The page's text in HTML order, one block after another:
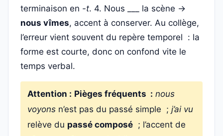
terminaison en -t. 4. Nous ___ la scène →
nous vîmes, accent à conserver. Au collège,
l’erreur vient souvent du repère temporel : la
forme est courte, donc on confond vite le
temps verbal.
Attention : Pièges fréquents : nous
voyons n’est pas du passé simple ; j’ai vu
relève du passé composé ; l’accent de